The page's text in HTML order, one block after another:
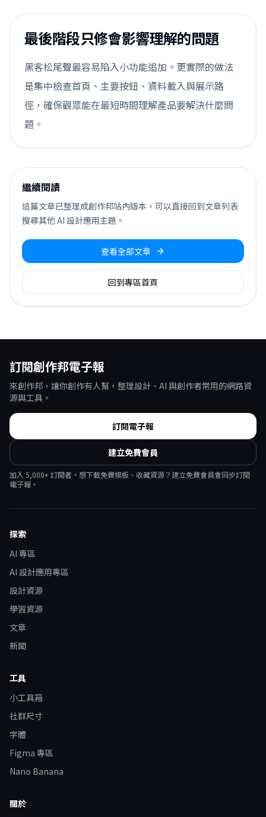
最後階段只修會影響理解的問題
黑客松尾聲最容易陷入小功能追加。更實際的做法
是集中檢查首頁、主要按鈕、資料載入與展示路
徑，確保觀眾能在最短時間理解產品要解決什麼問
題。
繼續閱讀
這篇文章已整理成創作邦站內版本，可以直接回到文章列表
搜尋其他 AI 設計應用主題。
查看全部文章
回到專區首頁
訂閱創作邦電子報
來創作邦，讓你創作有人幫，整理設計、AI 與創作者常用的網路資
源與工具。
訂閱電子報
建立免費會員
加入 5,000+ 訂閱者。想下載免費模板、收藏資源？建立免費會員會同步訂閱
電子報。
探索
AI 專區
AI 設計應用專區
設計資源
學習資源
文章
新聞
工具
小工具箱
社群尺寸
字體
Figma 專區
Nano Banana
關於